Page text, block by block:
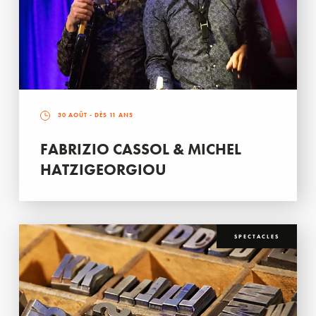
30 AOÛT - DÈS 11 ANS
FABRIZIO CASSOL & MICHEL
HATZIGEORGIOU
SPECTACLES